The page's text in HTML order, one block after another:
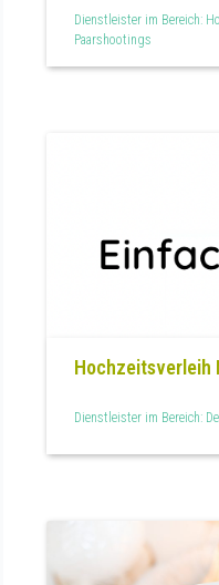
Dienstleister im Bereich:
Paarshootings
Hochzeitsverleih
Dienstleister im Bereich: